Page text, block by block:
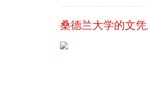
桑德兰大学的文